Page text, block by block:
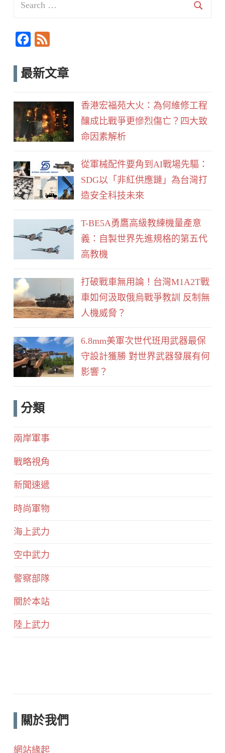
c
o
k
e
最新文章
香港宏福苑大火：為何維修工程
釀成比戰爭更慘烈傷亡？四大致
命因素解析
從軍械配件要角到AI戰場先驅：
SDG以「非紅供應鏈」為台灣打
造安全科技未來
T-BE5A勇鷹高級教練機量產意
義：自製世界先進規格的第五代
高教機
打破戰車無用論！台灣M1A2T戰
車如何汲取俄烏戰爭教訓 反制無
人機威脅？
6.8mm美軍次世代班用武器最保
守設計獲勝 對世界武器發展有何
影響？
分類
兩岸軍事
戰略視角
新聞速遞
時尚軍物
海上武力
空中武力
警察部隊
關於本站
陸上武力
關於我們
網站緣起